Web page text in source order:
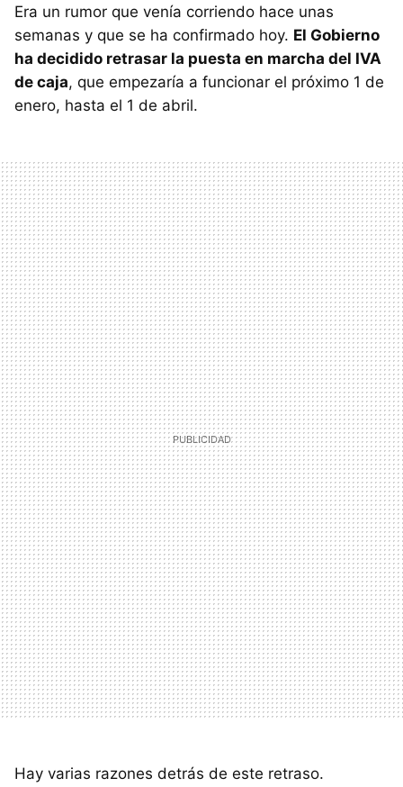
Era un rumor que venía corriendo hace unas
semanas y que se ha confirmado hoy. El Gobierno
ha decidido retrasar la puesta en marcha del IVA
de caja, que empezaría a funcionar el próximo 1 de
enero, hasta el 1 de abril.
Hay varias razones detrás de este retraso.